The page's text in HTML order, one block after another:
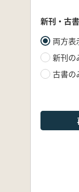
新刊・古
両方表
新刊の
古書の